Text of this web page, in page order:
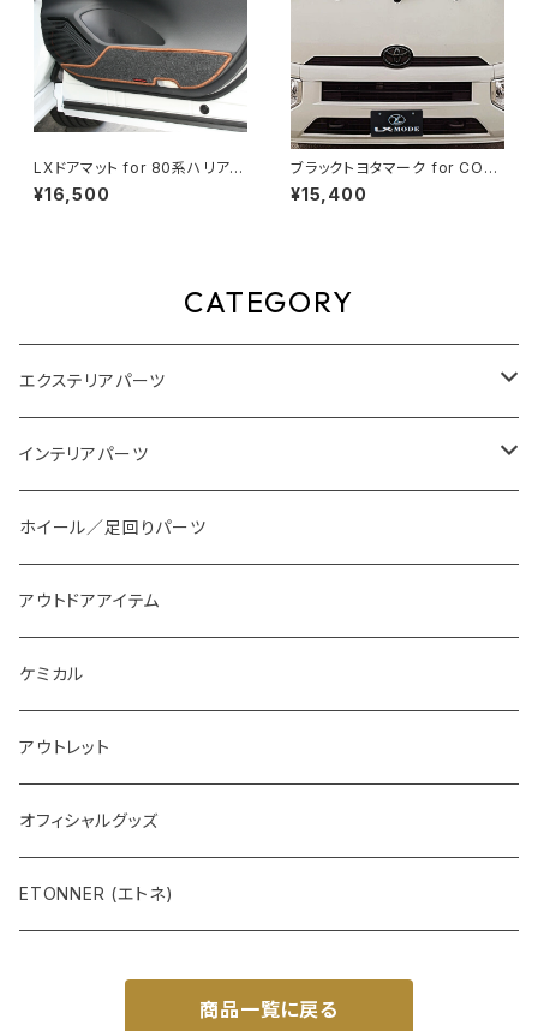
LXドアマット for 80系ハリアー
(フロント用2枚セット)
¥16,500
ブラックトヨタマーク for COA
STER (GDB60/70/80系 (20
17.01以降))
¥15,400
CATEGORY
エクステリアパーツ
スタイリングパーツ
外装系LED
インテリアパーツ
装飾アイテム
インテリア系LED
ホイール／足回りパーツ
アウトドアアイテム
ケミカル
アウトレット
オフィシャルグッズ
ETONNER (エトネ)
商品一覧に戻る